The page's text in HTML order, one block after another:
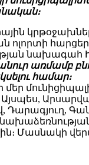
ոլորտի
նախագահ
առմամբ
համար։
մեր
Այսպես,
Մասնակի